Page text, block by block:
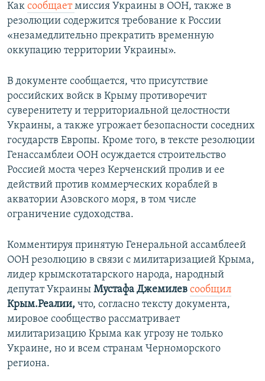
Как сообщаетмиссия Украины в ООН, также в
резолюции содержится требование к России
«незамедлительно прекратить временную
оккупацию территории Украины».
В документе сообщается, что присутствие
российских войск в Крыму противоречит
суверенитету и территориальной целостности
Украины, а также угрожает безопасности соседних
государств Европы. Кроме того, в тексте резолюции
Генассамблеи ООН осуждается строительство
Россией моста через Керченский пролив и ее
действий против коммерческих кораблей в
акватории Азовского моря, в том числе
ограничение судоходства.
Комментируя принятую Генеральной ассамблеей
ООН резолюцию в связи с милитаризацией Крыма,
лидер крымскотатарского народа, народный
депутат Украины Мустафа Джемилев сообщил
Крым.Реалии, что, согласно тексту документа,
мировое сообщество рассматривает
милитаризацию Крыма как угрозу не только
Украине, но и всем странам Черноморского
региона.